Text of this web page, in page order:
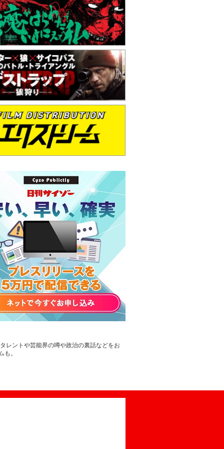
レントや芸能界の噂や政治の裏話などをお
。